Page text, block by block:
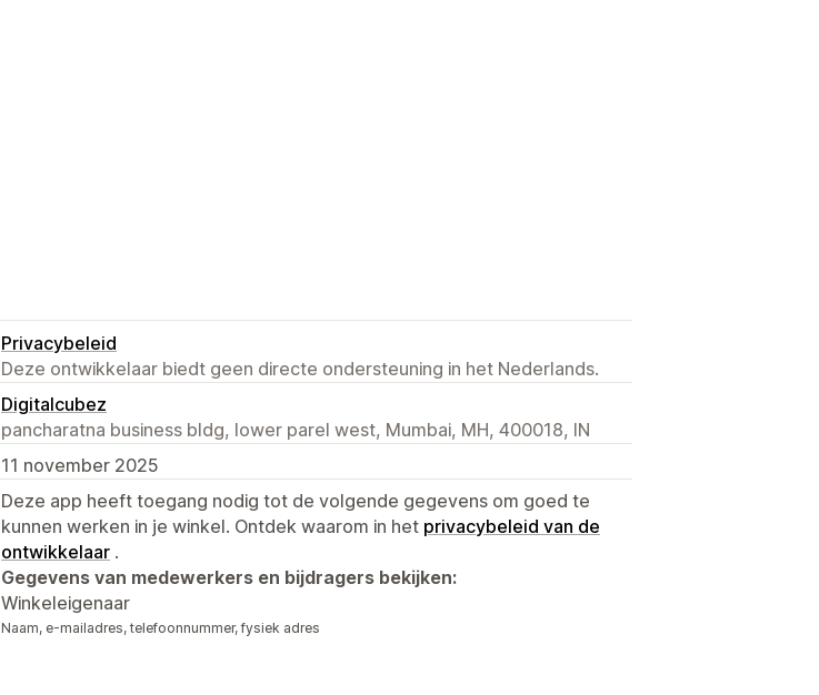
Privacybeleid
Deze ontwikkelaar biedt geen directe ondersteuning in het Nederlands.
Digitalcubez
pancharatna business bldg, lower parel west, Mumbai, MH, 400018, IN
11 november 2025
Deze app heeft toegang nodig tot de volgende gegevens om goed te
kunnen werken in je winkel. Ontdek waarom in het privacybeleid van de
ontwikkelaar .
Gegevens van medewerkers en bijdragers bekijken:
Winkeleigenaar
Naam, e-mailadres, telefoonnummer, fysiek adres